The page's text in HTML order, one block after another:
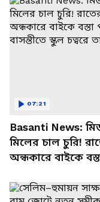
Basanti News:
মিলের চাল চুরি!
অন্ধকারে বাইকে
চত্বরে তাণ্ডব
07:21